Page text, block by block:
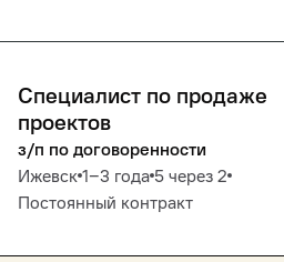
Специалист по продаже
проектов
з/п по договоренности
Ижевск 1‒3 года 5 через 2
Постоянный контракт